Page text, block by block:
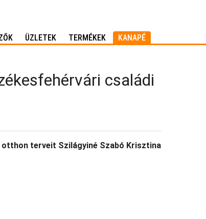
ÜZLETEK TERMÉKEK KANAPÉ
családi
otthon terveit Szilágyiné Szabó Krisztina